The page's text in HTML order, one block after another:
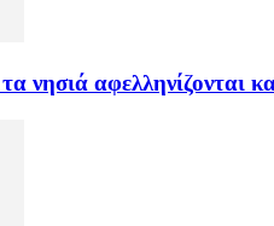
νησιά αφελληνίζονται